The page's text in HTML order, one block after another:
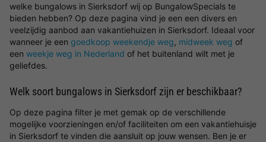
welke bungalows in Sierksdorf wij op BungalowSpecials te
bieden hebben? Op deze pagina vind je een een divers en
veelzijdig aanbod aan vakantiehuizen in Sierksdorf. Ideaal voor
wanneer je een goedkoop weekendje weg, midweek weg of
een weekje weg in Nederland of het buitenland wilt met je
geliefdes.
Welk soort bungalows in Sierksdorf zijn er beschikbaar?
Op deze pagina filter je met gemak op de verschillende
mogelijke voorzieningen en/of faciliteiten om een vakantiehuisje
in Sierksdorf te vinden die aansluit op jouw wensen. Ben je er